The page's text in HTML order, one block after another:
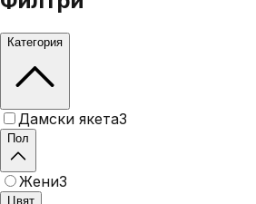
Категория
Дамски якета3
Пол
Жени3
Цвят